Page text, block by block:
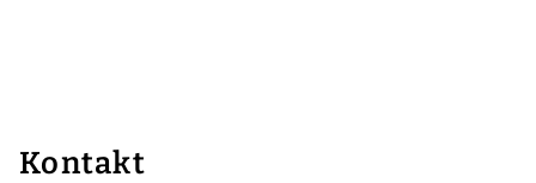
Kontakt